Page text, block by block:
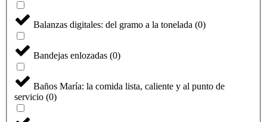
Balanzas digitales: del gramo a la tonelada (0)
Bandejas enlozadas (0)
Baños María: la comida lista, caliente y al punto de
servicio (0)